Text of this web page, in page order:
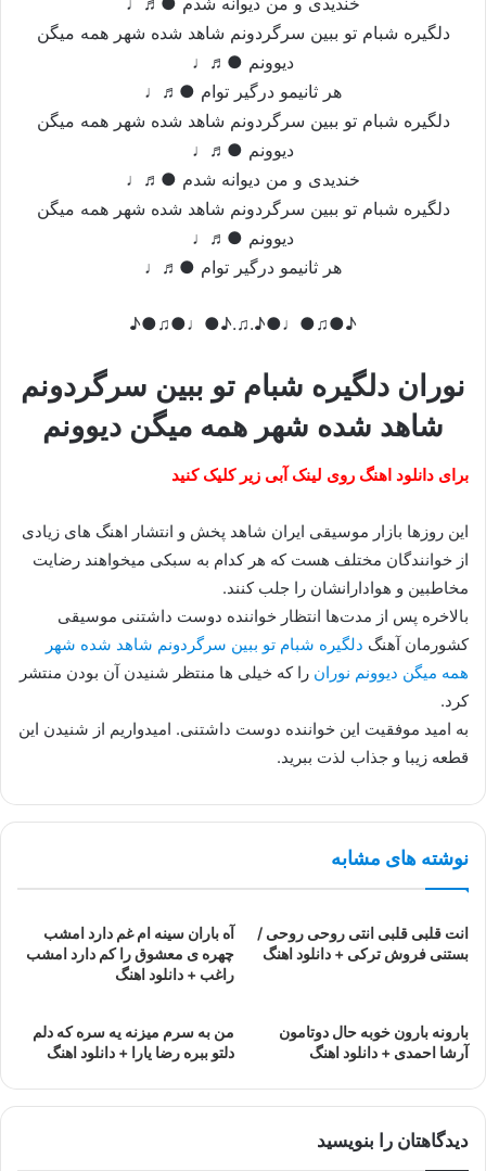
دلگیره شبام تو ببین سرگردونم شاهد شده شهر همه میگن
دیوونم ●♬♩
هر ثانیمو درگیر توام ●♬♩
دلگیره شبام تو ببین سرگردونم شاهد شده شهر همه میگن
دیوونم ●♬♩
خندیدی و من دیوانه شدم ●♬♩
دلگیره شبام تو ببین سرگردونم شاهد شده شهر همه میگن
دیوونم ●♬♩
هر ثانیمو درگیر توام ●♬♩
♪●♫●♩●♪.♫.♪●♩●♫●♪
نوران دلگیره شبام تو ببین سرگردونم
شاهد شده شهر همه میگن دیوونم
برای دانلود اهنگ روی لینک آبی زیر کلیک کنید
این روزها بازار موسیقی ایران شاهد پخش و انتشار اهنگ های زیادی
از خوانندگان مختلف هست که هر کدام به سبکی میخواهند رضایت
مخاطبین و هوادارانشان را جلب کنند.
بالاخره پس از مدت‌ها انتظار خواننده دوست داشتنی موسیقی
کشورمان آهنگ دلگیره شبام تو ببین سرگردونم شاهد شده شهر
همه میگن دیوونم نوران را که خیلی ها منتظر شنیدن آن بودن منتشر
کرد.
به امید موفقیت این خواننده دوست داشتنی. امیدواریم از شنیدن این
قطعه زیبا و جذاب لذت ببرید.
نوشته های مشابه
انت قلبی قلبی انتی روحی روحی /
بستنی فروش ترکی + دانلود اهنگ
آه باران سینه ام غم دارد امشب
چهره ی معشوق را کم دارد امشب
راغب + دانلود اهنگ
بارونه بارون خوبه حال دوتامون
آرشا احمدی + دانلود اهنگ
من به سرم میزنه یه سره که دلم
دلتو ببره رضا یارا + دانلود اهنگ
دیدگاهتان را بنویسید